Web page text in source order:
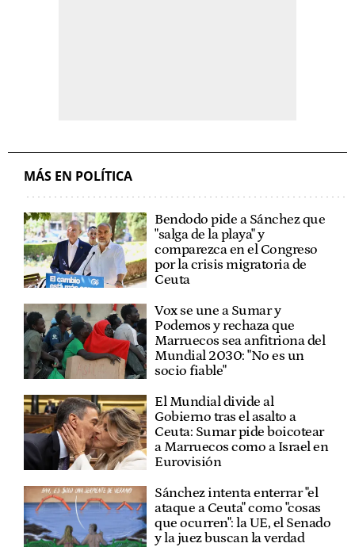
MÁS EN POLÍTICA
Bendodo pide a Sánchez que
"salga de la playa" y
comparezca en el Congreso
por la crisis migratoria de
Ceuta
Vox se une a Sumar y
Podemos y rechaza que
Marruecos sea anfitriona del
Mundial 2030: "No es un
socio fiable"
El Mundial divide al
Gobierno tras el asalto a
Ceuta: Sumar pide boicotear
a Marruecos como a Israel en
Eurovisión
Sánchez intenta enterrar "el
ataque a Ceuta" como "cosas
que ocurren": la UE, el Senado
y la juez buscan la verdad